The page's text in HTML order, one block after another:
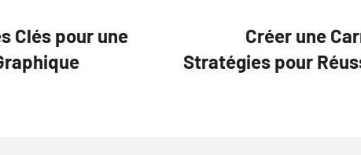
Clés pour une
Créer une
Stratégies pour